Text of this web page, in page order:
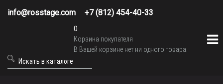
info@rosstage.com +7 (812) 454-40-33
0
Корзина покупателя
В Вашей корзине нет ни одного товара.